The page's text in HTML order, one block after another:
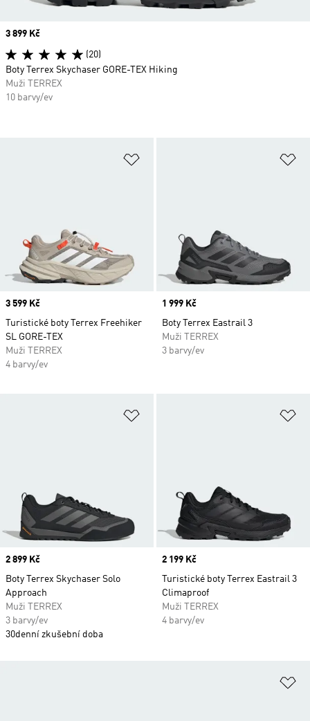
Price
3 599 Kč
Turistické boty Terrex Freehiker
SL GORE-TEX
Muži TERREX
4 barvy/ev
Price
1 999 Kč
Boty Terrex Eastrail 3
Muži TERREX
3 barvy/ev
Price
2 899 Kč
Boty Terrex Skychaser Solo
Approach
Muži TERREX
3 barvy/ev
30denní zkušební doba
Price
2 199 Kč
Turistické boty Terrex Eastrail 3
Climaproof
Muži TERREX
4 barvy/ev
Price
3 899 Kč
(20)
Boty Terrex Skychaser GORE-TEX Hiking
Muži TERREX
10 barvy/ev